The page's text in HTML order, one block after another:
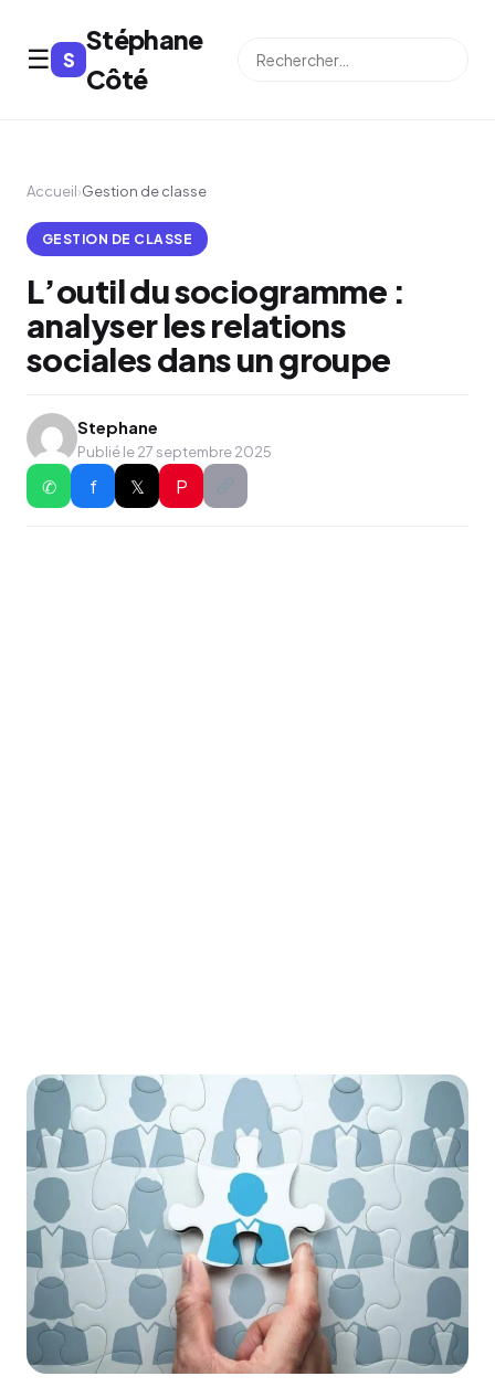
☰ S
Stéphane
Côté
Accueil›Gestion de classe
GESTION DE CLASSE
L’outil du sociogramme :
analyser les relations
sociales dans un groupe
Stephane
Publié le 27 septembre 2025
✆ f 𝕏 P